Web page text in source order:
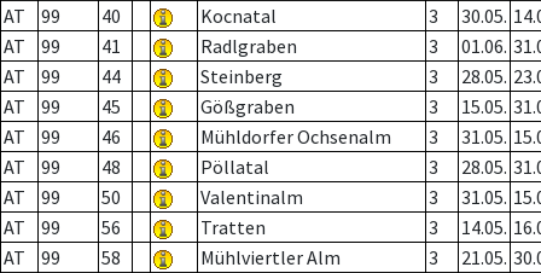
AT
99 40 Kocnatal 3 30.05.
AT
99 41 Radlgraben 3 01.06.
AT
99 44 Steinberg 3 28.05.
AT
99 45 Gößgraben 3 15.05.
AT
99 46 Mühldorfer Ochsenalm 3 31.05.
AT
99 48 Pöllatal 3 28.05.
AT
99 50 Valentinalm 3 31.05.
AT
99 56 Tratten 3 14.05.
AT
99 58 Mühlviertler Alm 3 21.05.